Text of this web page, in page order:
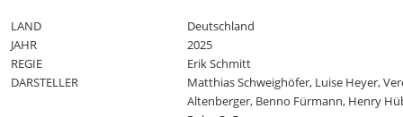
drei Wünsche an. Felix ergreift diese letzte Hoffnung, seine
seinen Job – und damit einen Sinn im Leben
formuliert einen vermeintlich cleveren Wunsch: alle seine
sollen wahr werden. Und plötzlich bekommt er, was er immer
Erfolg im Job, seine Haare wachsen endlich wieder, die Liebe
LAND
Deutschland
JAHR
2025
REGIE
Erik Schmitt
DARSTELLER
Matthias Schweighöfer, Luise Heyer,
Altenberger, Benno Fürmann, Henry